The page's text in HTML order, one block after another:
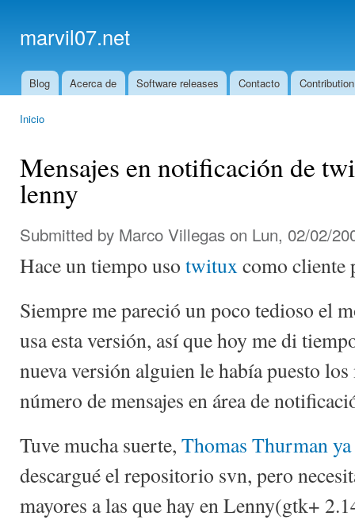
marvil07.net
Main menu
Blog Acerca de Software releases Contacto
Inicio
Mensajes en notificación de
lenny
Submitted by Marco Villegas on Lun, 02/02/
Hace un tiempo uso twitux como cliente
Siempre me pareció un poco tedioso el
usa esta versión, así que hoy me di
nueva versión alguien le había puesto los
número de mensajes en área de
Tuve mucha suerte, Thomas Thurman
descargué el repositorio svn, pero
mayores a las que hay en Lenny(gtk+